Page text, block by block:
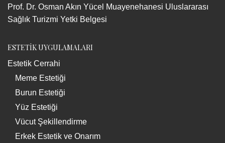
Prof. Dr. Osman Akın Yücel Muayenehanesi Uluslararası
Sağlık Turizmi Yetki Belgesi
ESTETİK UYGULAMALARI
Estetik Cerrahi
Meme Estetiği
Burun Estetiği
Yüz Estetiği
Vücut Şekillendirme
Erkek Estetik ve Onarım